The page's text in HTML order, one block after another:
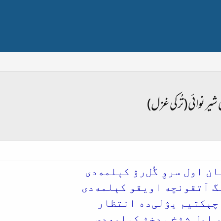
نوائی (تُرکی غزل)
اول سروِ گُل‌رۉ کېلمه‌دی
آتقونچه اویقو کېلمه‌دی
یۉلی‌ده انتظار